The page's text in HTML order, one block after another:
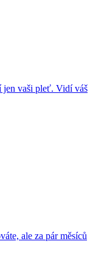
jen vaši pleť. Vidí váš
ale za pár měsíců